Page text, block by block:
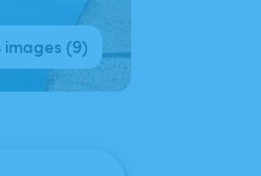
images (9)